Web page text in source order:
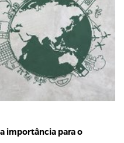
importância para o